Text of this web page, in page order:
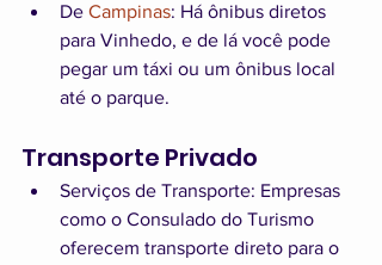
De Campinas: Há ônibus diretos
para Vinhedo, e de lá você pode
pegar um táxi ou um ônibus local
até o parque.
Transporte Privado
Serviços de Transporte: Empresas
como o Consulado do Turismo
oferecem transporte direto para o